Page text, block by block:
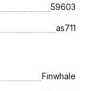
59603
as711
Finwhale